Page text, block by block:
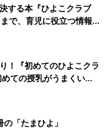
ールだけじゃあかんね
」という思いが強くな
いつも試乗会を手伝っ
ろ、「一緒に手伝いま
て、思いに賛同してく
立ち上げたのです。
る仕組みづくり
する本『ひよこクラブ
で、育児に役立つ情報が
！『初めてのひよこクラ
ての授乳がうまくい
と夏のトラブル 解決テ
「たまひよ」